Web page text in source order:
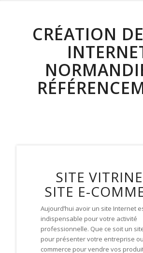
CRÉATION
SITE VITRINE
SITE E-
Aujourd’hui avoir un site Internet
indispensable pour votre activité
professionnelle. Que ce soit un
pour présenter votre entreprise
commerce pour vendre vos